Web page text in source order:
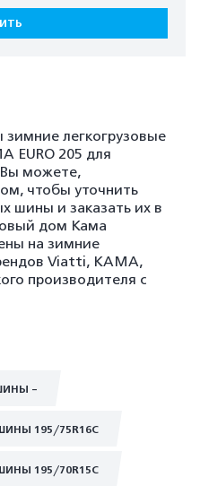
зимние легкогрузовые
EURO 205 для
можете,
чтобы уточнить
шины и заказать их в
дом Кама
на зимние
Viatti, KAMA,
производителя с
-
195/75R16C
195/70R15C